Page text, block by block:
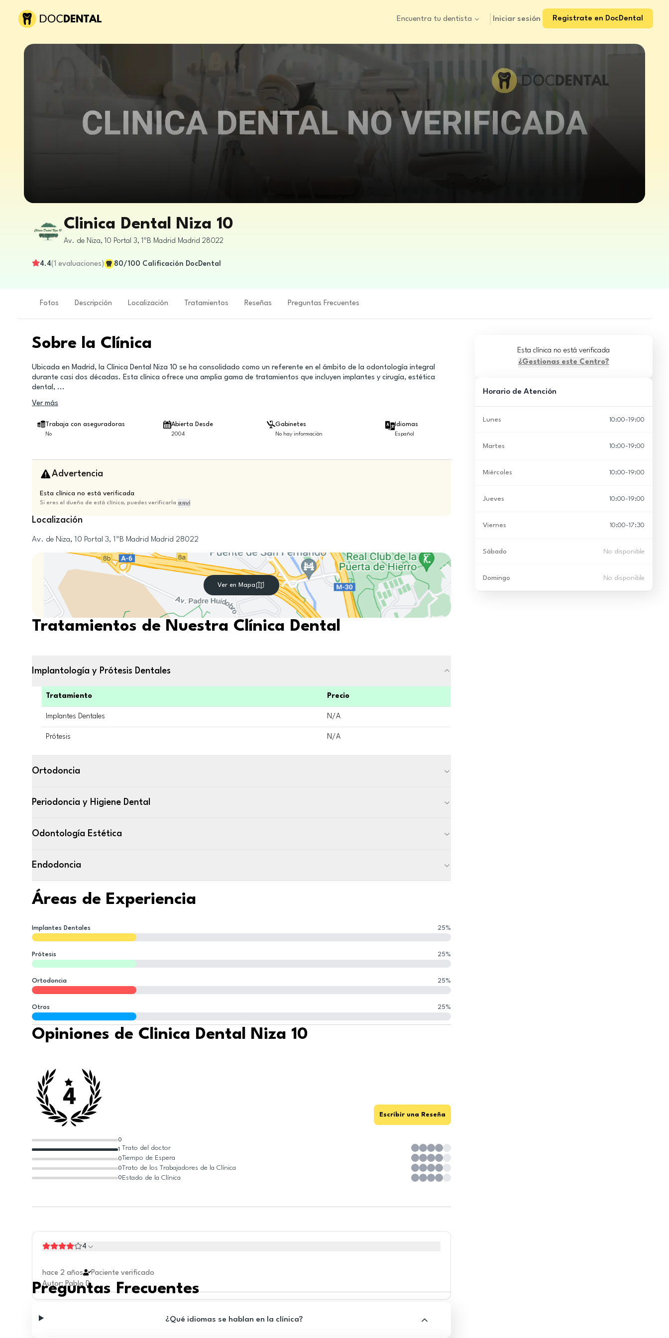
Encuentra tu dentista Iniciar sesión Registrate en DocDental
Clinica Dental Niza 10
Av. de Niza, 10 Portal 3, 1ºB Madrid Madrid 28022
4.4(1 evaluaciones) 80/100 Calificación DocDental
Fotos Descripción Localización Tratamientos Reseñas Preguntas Frecuentes
Sobre la Clínica
Ubicada en Madrid, la Clínica Dental Niza 10 se ha consolidado como un referente en el ámbito de la odontología integral
durante casi dos décadas. Esta clínica ofrece una amplia gama de tratamientos que incluyen implantes y cirugía, estética
dental, ...
Ver más
Trabaja con aseguradoras
No
Abierta Desde
2004
Gabinetes
No hay información
Idiomas
Español
Advertencia
Esta clínica no está verificada
Si eres el dueño de está clínica, puedes verificarla aquí
Localización
Av. de Niza, 10 Portal 3, 1ºB Madrid Madrid 28022
Ver en Mapa
Tratamientos de Nuestra Clínica Dental
Implantología y Prótesis Dentales
Tratamiento Precio
Implantes Dentales N/A
Prótesis N/A
Ortodoncia
Periodoncia y Higiene Dental
Odontología Estética
Endodoncia
Áreas de Experiencia
Implantes Dentales 25%
Prótesis 25%
Ortodoncia 25%
Otros 25%
Opiniones de Clinica Dental Niza 10
4
0
0
0
1
0
Escribir una Reseña
Trato del doctor
Tiempo de Espera
Trato de los Trabajadores de la Clínica
Estado de la Clínica
4
hace 2 años
Paciente verificado
Autor:Pablo D.
Preguntas Frecuentes
¿Qué idiomas se hablan en la clínica?
Esta clínica no está verificada
¿Gestionas este Centro?
Horario de Atención
Lunes 10:00-19:00
Martes 10:00-19:00
Miércoles 10:00-19:00
Jueves 10:00-19:00
Viernes 10:00-17:30
Sábado No disponible
Domingo No disponible